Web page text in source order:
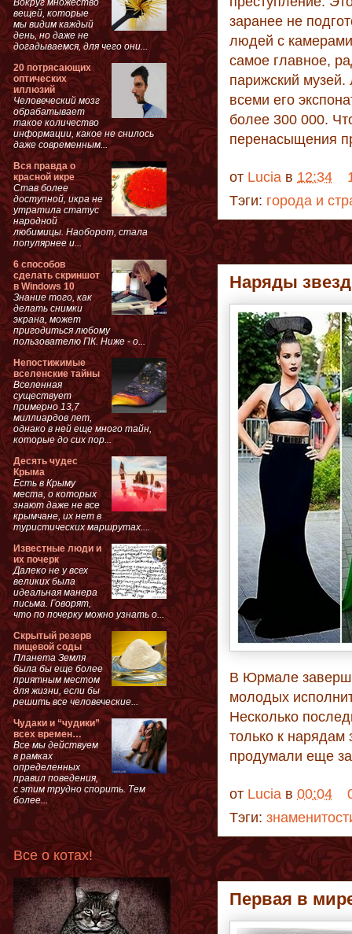
заранее не
людей с
самое главное,
парижский музей.
всеми его
более 300 000.
перенасыщения
от Lucia в 12:34
Тэги: города и
Наряды
В Юрмале
молодых
Несколько
только к нарядам
продумали еще
от Lucia в 00:04
Тэги:
Первая в
вещей, которые
мы видим каждый
день, но даже не
догадываемся, для чего они...
20 потрясающих
оптических
иллюзий
Человеческий мозг
обрабатывает
такое количество
информации, какое не снилось
даже современным...
Вся правда о
красной икре
Став более
доступной, икра не
утратила статус
народной
любимицы. Наоборот, стала
популярнее и...
6 способов
сделать скриншот
в Windows 10
Знание того, как
делать снимки
экрана, может
пригодиться любому
пользователю ПК. Ниже - о...
Непостижимые
вселенские тайны
Вселенная
существует
примерно 13,7
миллиардов лет,
однако в ней еще много тайн,
которые до сих пор...
Десять чудес
Крыма
Есть в Крыму
места, о которых
знают даже не все
крымчане, их нет в
туристических маршрутах....
Известные люди и
их почерк
Далеко не у всех
великих была
идеальная манера
письма. Говорят,
что по почерку можно узнать о...
Скрытый резерв
пищевой соды
Планета Земля
была бы еще более
приятным местом
для жизни, если бы
решить все человеческие...
Чудаки и “чудики”
всех времен…
Все мы действуем
в рамках
определенных
правил поведения,
с этим трудно спорить. Тем
более...
Все о котах!